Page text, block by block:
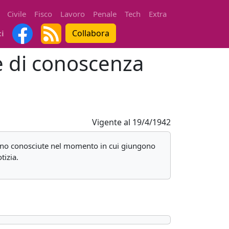
Civile Fisco Lavoro Penale Tech
Extra
Collabora
di conoscenza
Vigente al 19/4/1942
conosciute nel momento in cui giungono